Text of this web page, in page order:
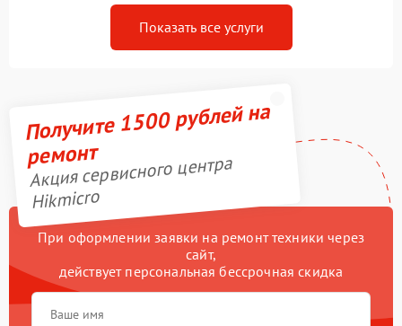
Показать все услуги
Получите 1500 рублей на
ремонт
Акция сервисного центра
Hikmicro
При оформлении заявки на ремонт техники через
сайт,
действует персональная бессрочная скидка